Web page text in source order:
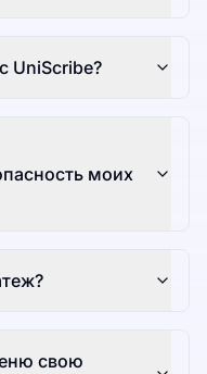
UniScribe?
моих
свою